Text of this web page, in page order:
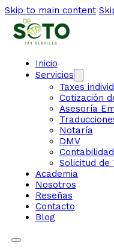
Skip to main content
Inicio
Servicios
Taxes
Cotización
Asesoría
Notaría
DMV
Solicitud de
Academia
Nosotros
Reseñas
Contacto
Blog